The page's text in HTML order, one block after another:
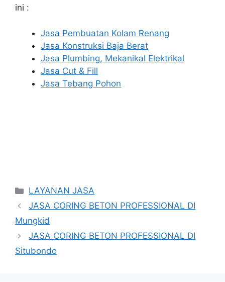
ini :
Jasa Pembuatan Kolam Renang
Jasa Konstruksi Baja Berat
Jasa Plumbing, Mekanikal Elektrikal
Jasa Cut & Fill
Jasa Tebang Pohon
Categories
LAYANAN JASA
JASA CORING BETON PROFESSIONAL DI
Mungkid
JASA CORING BETON PROFESSIONAL DI
Situbondo